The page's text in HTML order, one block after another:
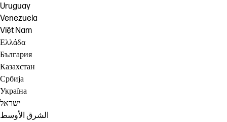
Uruguay
Venezuela
Việt Nam
Ελλάδα
България
Казахстан
Србија
Україна
ישראל
الشرق الأوسط